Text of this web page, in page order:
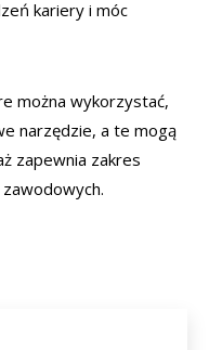
kariery i móc
można wykorzystać,
narzędzie, a te mogą
zapewnia zakres